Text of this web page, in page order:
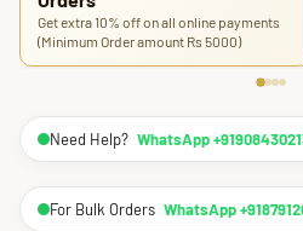
Get extra 10% off on all online payments
(Minimum Order amount Rs 5000)
Need Help? WhatsApp
For Bulk Orders WhatsApp